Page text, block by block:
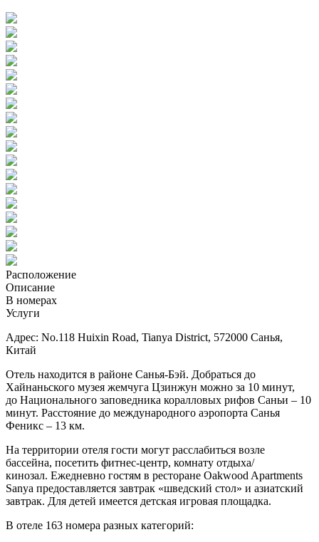
Расположение
Описание
В номерах
Услуги
Адрес: No.118 Huixin Road, Tianya District, 572000 Санья,
Китай
Отель находится в районе Санья-Бэй. Добраться до
Хайнаньского музея жемчуга Цзинжун можно за 10 минут,
до Национального заповедника коралловых рифов Саньи – 10
минут. Расстояние до международного аэропорта Санья
Феникс – 13 км.
На территории отеля гости могут расслабиться возле
бассейна, посетить фитнес-центр, комнату отдыха/
кинозал. Ежедневно гостям в ресторане Oakwood Apartments
Sanya предоставляется завтрак «шведский стол» и азиатский
завтрак. Для детей имеется детская игровая площадка.
В отеле 163 номера разных категорий: